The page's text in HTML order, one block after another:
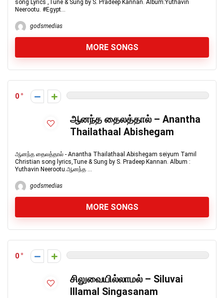
song Lyrics ,Tune & Sung by S. Pradeep Kannan. Album:Yuthavin
Neerootu. #Egypt...
godsmedias
MORE SONGS
0
ஆனந்த தைலத்தால் – Anantha
Thailathaal Abishegam
ஆனந்த தைலத்தால் - Anantha Thailathaal Abishegam seiyum Tamil
Christian song lyrics,Tune & Sung by S. Pradeep Kannan. Album :
Yuthavin Neerootu.ஆனந்த ...
godsmedias
MORE SONGS
0
சிலுவையில்லாமல் – Siluvai
Illamal Singasanam